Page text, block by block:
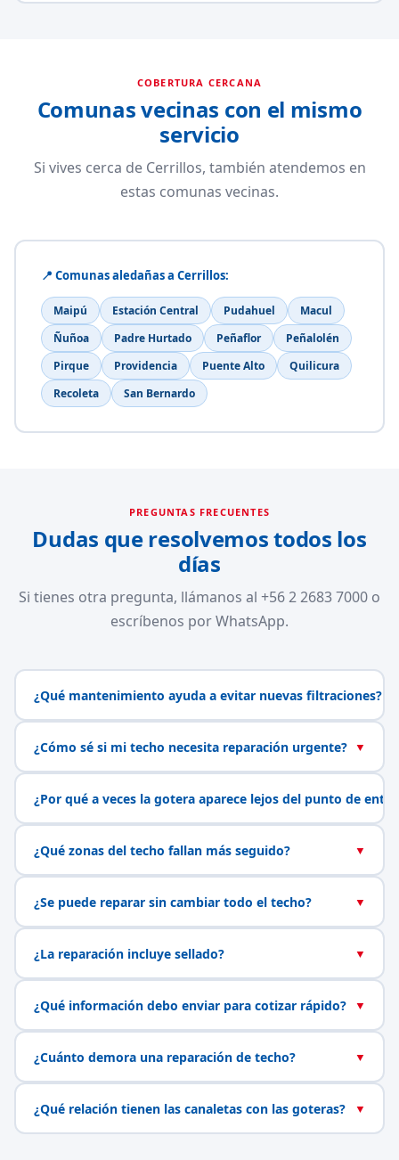
COBERTURA CERCANA
Comunas vecinas con el mismo
servicio
Si vives cerca de Cerrillos, también atendemos en
estas comunas vecinas.
📍 Comunas aledañas a Cerrillos:
Maipú Estación Central Pudahuel
Macul
Ñuñoa
Padre Hurtado Peñaflor
Peñalolén
Pirque
Providencia Puente Alto
Quilicura
Recoleta
San Bernardo
PREGUNTAS FRECUENTES
Dudas que resolvemos todos los
días
Si tienes otra pregunta, llámanos al +56 2 2683 7000 o
escríbenos por WhatsApp.
¿Qué mantenimiento ayuda a evitar nuevas filtraciones?▼
¿Cómo sé si mi techo necesita reparación urgente? ▼
¿Por qué a veces la gotera aparece lejos del punto de
¿Qué zonas del techo fallan más seguido? ▼
¿Se puede reparar sin cambiar todo el techo? ▼
¿La reparación incluye sellado? ▼
¿Qué información debo enviar para cotizar rápido? ▼
¿Cuánto demora una reparación de techo? ▼
¿Qué relación tienen las canaletas con las goteras? ▼